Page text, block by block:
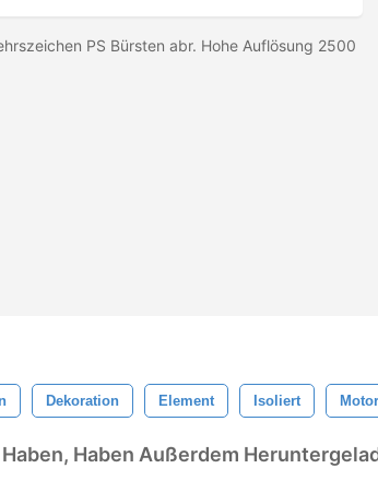
PS Bürsten abr. Hohe Auflösung 2500
Dekoration Element Isoliert
Haben Außerdem